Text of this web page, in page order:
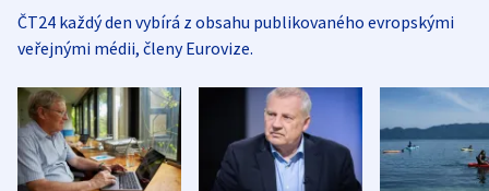
ČT24 každý den vybírá z obsahu publikovaného evropskými
veřejnými médii, členy Eurovize.